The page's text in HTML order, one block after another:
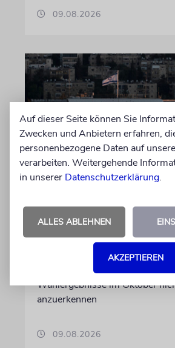
09.08.2026
JERUSALEM
Likud attackiert
Wahlgremium
Der Likud protestiert gegen
im unabhängigen
sehen darin einen möglichen
Wahlergebnisse im Oktober
anzuerkennen
09.08.2026
Auf dieser Seite können Sie
Zwecken und Anbietern erfahren,
personenbezogene Daten auf
verarbeiten. Weitergehende
in unserer Datenschutzerklärung.
ALLES ABLEHNEN
AKZEPTIEREN